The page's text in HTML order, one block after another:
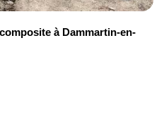
à Dammartin-en-